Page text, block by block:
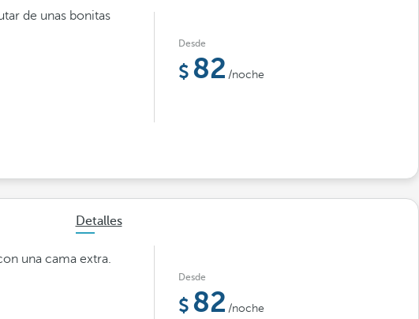
de unas bonitas
Desde
82 /noche
Detalles
una cama extra.
Desde
82 /noche